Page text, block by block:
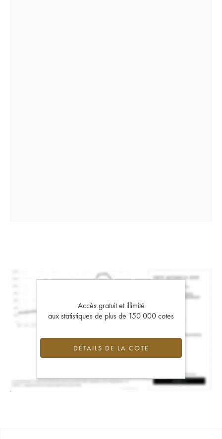
Accès gratuit et illimité
aux statistiques de plus de 150 000 cotes
DÉTAILS DE LA COTE